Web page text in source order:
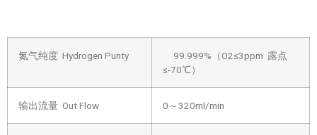
氮气纯度 Hydrogen Punty
99.999%（O2≤3ppm 露点
≤-70℃）
输出流量 Out Flow 0～320ml/min